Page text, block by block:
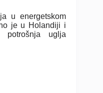
u energetskom
je u Holandiji i
uglja